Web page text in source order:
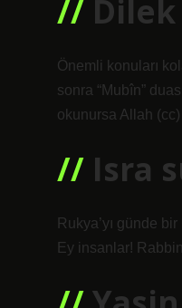
Önemli konuları
sonra “Mubîn”
okunursa Allah
Isra
Rukya’yı günde
Ey insanlar!